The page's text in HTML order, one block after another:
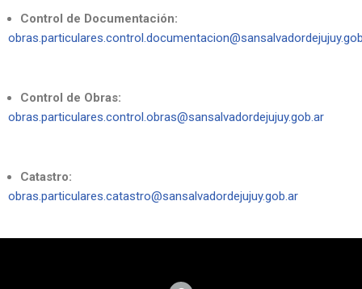
Control de Documentación:
Control de Obras:
obras.particulares.control.obras@sansalvadordejujuy.gob.ar
Catastro:
obras.particulares.catastro@sansalvadordejujuy.gob.ar​